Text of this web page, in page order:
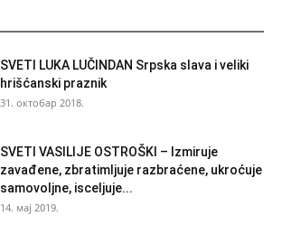
SVETI LUKA LUČINDAN Srpska slava i veliki
hrišćanski praznik
31. октобар 2018.
SVETI VASILIJE OSTROŠKI – Izmiruje
zavađene, zbratimljuje razbraćene, ukroćuje
samovoljne, isceljuje...
14. мај 2019.